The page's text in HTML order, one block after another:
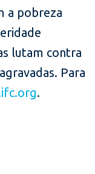
a pobreza
lutam contra
Para
.